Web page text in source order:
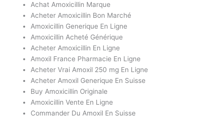
Achat Amoxicillin Marque
Acheter Amoxicillin Bon Marché
Amoxicillin Generique En Ligne
Amoxicillin Acheté Générique
Acheter Amoxicillin En Ligne
Amoxil France Pharmacie En Ligne
Acheter Vrai Amoxil 250 mg En Ligne
Acheter Amoxil Generique En Suisse
Buy Amoxicillin Originale
Amoxicillin Vente En Ligne
Commander Du Amoxil En Suisse